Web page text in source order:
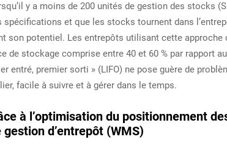
y a moins de 200 unités de gestion des stocks
et que les stocks tournent dans
son potentiel. Les entrepôts utilisant cette approche
de stockage comprise entre 40 et 60 % par rapport
entré, premier sorti » (LIFO) ne pose guère de
facile à suivre et à gérer dans le temps.
à l’optimisation du positionnement
d’entrepôt (WMS)